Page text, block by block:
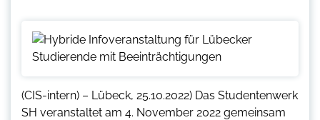
(CIS-intern) – Lübeck, 25.10.2022) Das Studentenwerk
SH veranstaltet am 4. November 2022 gemeinsam